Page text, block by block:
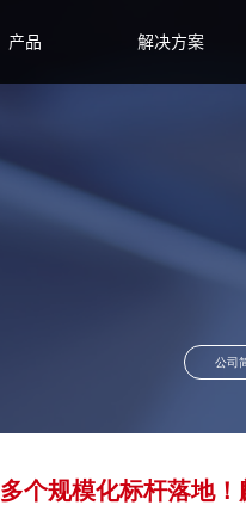
产品 解决方案
公司
多个规模化标杆落地